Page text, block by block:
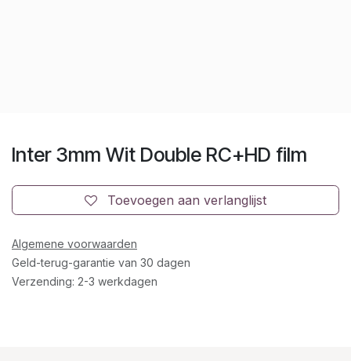
Inter 3mm Wit Double RC+HD film
Toevoegen aan verlanglijst
Algemene voorwaarden
Geld-terug-garantie van 30 dagen
Verzending: 2-3 werkdagen